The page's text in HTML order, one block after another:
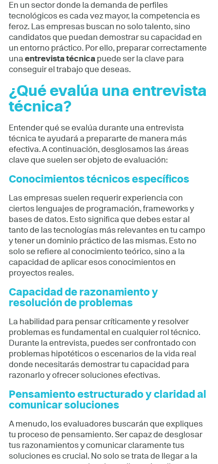
En un sector donde la demanda de perfiles
tecnológicos es cada vez mayor, la competencia es
feroz. Las empresas buscan no solo talento, sino
candidatos que puedan demostrar su capacidad en
un entorno práctico. Por ello, preparar correctamente
una entrevista técnica puede ser la clave para
conseguir el trabajo que deseas.
¿Qué evalúa una entrevista
técnica?
Entender qué se evalúa durante una entrevista
técnica te ayudará a prepararte de manera más
efectiva. A continuación, desglosamos las áreas
clave que suelen ser objeto de evaluación:
Conocimientos técnicos específicos
Las empresas suelen requerir experiencia con
ciertos lenguajes de programación, frameworks y
bases de datos. Esto significa que debes estar al
tanto de las tecnologías más relevantes en tu campo
y tener un dominio práctico de las mismas. Esto no
solo se refiere al conocimiento teórico, sino a la
capacidad de aplicar esos conocimientos en
proyectos reales.
Capacidad de razonamiento y
resolución de problemas
La habilidad para pensar críticamente y resolver
problemas es fundamental en cualquier rol técnico.
Durante la entrevista, puedes ser confrontado con
problemas hipotéticos o escenarios de la vida real
donde necesitarás demostrar tu capacidad para
razonarlo y ofrecer soluciones efectivas.
Pensamiento estructurado y claridad al
comunicar soluciones
A menudo, los evaluadores buscarán que expliques
tu proceso de pensamiento. Ser capaz de desglosar
tus razonamientos y comunicar claramente tus
soluciones es crucial. No solo se trata de llegar a la